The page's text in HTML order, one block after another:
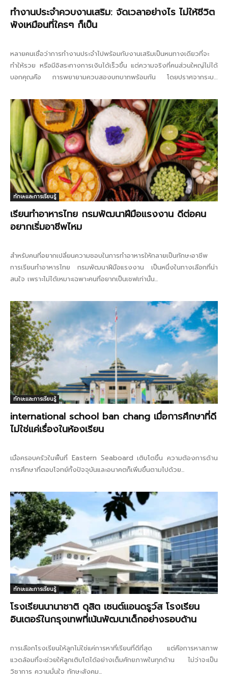
ทำงานประจำควบงานเสริม: จัดเวลาอย่างไร ไม่ให้ชีวิต
พังเหมือนที่ใครๆ ก็เป็น
หลายคนเชื่อว่าการทำงานประจำไปพร้อมกับงานเสริมเป็นหนทางเดียวที่จะ
ทำให้รวย หรือมีอิสระทางการเงินได้เร็วขึ้น แต่ความจริงที่คนส่วนใหญ่ไม่ได้
บอกคุณคือ การพยายามควบสองบทบาทพร้อมกัน โดยปราศจากระบบ
ทักษะและการเรียนรู้
เรียนทำอาหารไทย กรมพัฒนาฝีมือแรงงาน ดีต่อคน
อยากเริ่มอาชีพไหม
สำหรับคนที่อยากเปลี่ยนความชอบในการทำอาหารให้กลายเป็นทักษะอาชีพ
การเรียนทำอาหารไทย กรมพัฒนาฝีมือแรงงาน เป็นหนึ่งในทางเลือกที่น่า
สนใจ เพราะไม่ได้เหมาะเฉพาะคนที่อยากเป็นเชฟเท่านั้น...
ทักษะและการเรียนรู้
international school ban chang เมื่อการศึกษาที่ดี
ไม่ใช่แค่เรื่องในห้องเรียน
เมื่อครอบครัวในพื้นที่ Eastern Seaboard เติบโตขึ้น ความต้องการด้าน
การศึกษาที่ตอบโจทย์ทั้งปัจจุบันและอนาคตก็เพิ่มขึ้นตามไปด้วย...
ทักษะและการเรียนรู้
โรงเรียนนานาชาติ ดุสิต เซนต์แอนดรูว์ส โรงเรียน
อินเตอร์ในกรุงเทพที่เน้นพัฒนาเด็กอย่างรอบด้าน
การเลือกโรงเรียนให้ลูกไม่ใช่แค่การหาที่เรียนที่ดีที่สุด แต่คือการหาสภาพ
แวดล้อมที่จะช่วยให้ลูกเติบโตได้อย่างเต็มศักยภาพในทุกด้าน ไม่ว่าจะเป็น
วิชาการ ความมั่นใจ ทักษะสังคม...